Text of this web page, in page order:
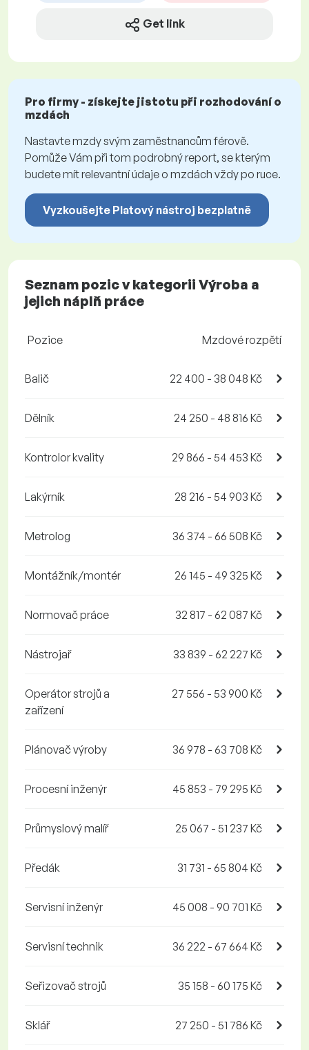
Get link
Pro firmy - získejte jistotu při rozhodování o
mzdách
Nastavte mzdy svým zaměstnancům férově.
Pomůže Vám při tom podrobný report, se kterým
budete mít relevantní údaje o mzdách vždy po ruce.
Vyzkoušejte Platový nástroj bezplatně
Seznam pozic v kategorii Výroba a
jejich náplň práce
Pozice Mzdové rozpětí
Balič 22 400 - 38 048 Kč
Dělník 24 250 - 48 816 Kč
Kontrolor kvality 29 866 - 54 453 Kč
Lakýrník 28 216 - 54 903 Kč
Metrolog 36 374 - 66 508 Kč
Montážník/montér 26 145 - 49 325 Kč
Normovač práce 32 817 - 62 087 Kč
Nástrojař 33 839 - 62 227 Kč
Operátor strojů a
zařízení
27 556 - 53 900 Kč
Plánovač výroby 36 978 - 63 708 Kč
Procesní inženýr 45 853 - 79 295 Kč
Průmyslový malíř 25 067 - 51 237 Kč
Předák 31 731 - 65 804 Kč
Servisní inženýr 45 008 - 90 701 Kč
Servisní technik 36 222 - 67 664 Kč
Seřizovač strojů 35 158 - 60 175 Kč
Sklář 27 250 - 51 786 Kč